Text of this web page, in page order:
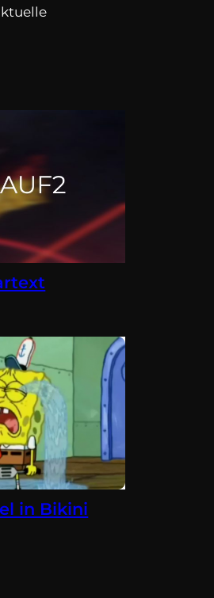
in Bikini